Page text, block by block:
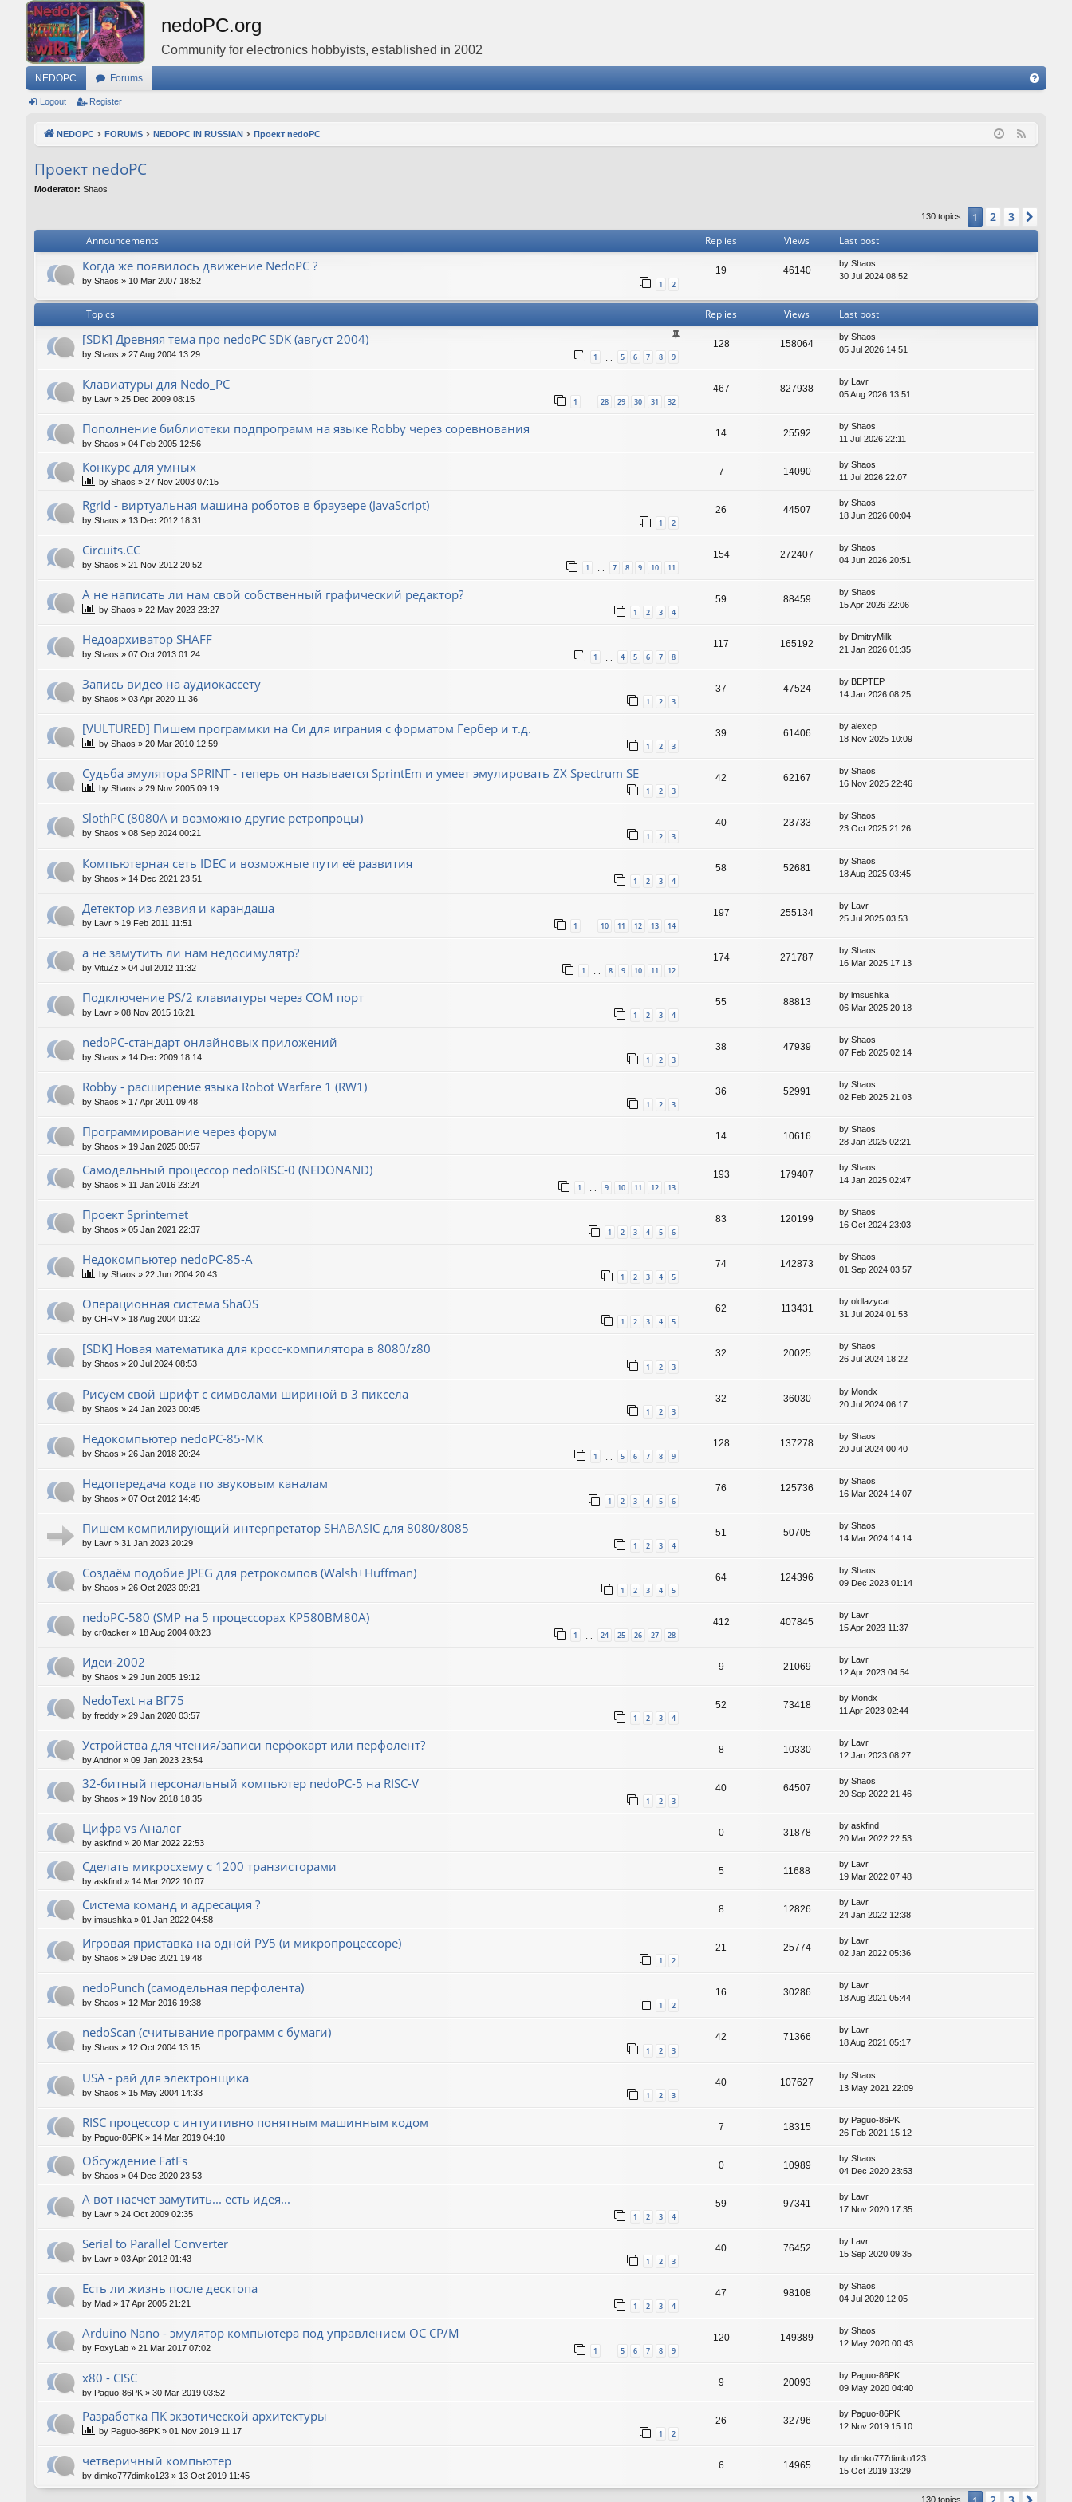
nedoPC.org
Community for electronics hobbyists, established in 2002
NEDOPC Forums
Q
Logout Register
NEDOPC FORUMS NEDOPC IN RUSSIAN Проект nedoPC
Проект nedoPC
Moderator: Shaos
130 topics 1 2 3
Announcements Replies Views Last post
Когда же появилось движение NedoPC ?
by Shaos » 10 Mar 2007 18:52 1 2
19 46140
by Shaos
30 Jul 2024 08:52
Topics Replies Views Last post
[SDK] Древняя тема про nedoPC SDK (август 2004)
by Shaos » 27 Aug 2004 13:29 1 5 6 7 8 9
128 158064
by Shaos
05 Jul 2026 14:51
Клавиатуры для Nedo_PC
by Lavr » 25 Dec 2009 08:15 1 28 29 30 31 32
467 827938
by Lavr
05 Aug 2026 13:51
Пополнение библиотеки подпрограмм на языке Robby через соревнования
by Shaos » 04 Feb 2005 12:56
14 25592
by Shaos
11 Jul 2026 22:11
Конкурс для умных
by Shaos » 27 Nov 2003 07:15
7 14090
by Shaos
11 Jul 2026 22:07
Rgrid - виртуальная машина роботов в браузере (JavaScript)
by Shaos » 13 Dec 2012 18:31 1 2
26 44507
by Shaos
18 Jun 2026 00:04
Circuits.CC
by Shaos » 21 Nov 2012 20:52 1 7 8 9 10 11
154 272407
by Shaos
04 Jun 2026 20:51
А не написать ли нам свой собственный графический редактор?
by Shaos » 22 May 2023 23:27 1 2 3 4
59 88459
by Shaos
15 Apr 2026 22:06
Недоархиватор SHAFF
by Shaos » 07 Oct 2013 01:24 1 … 4 5 6 7 8
117 165192
by DmitryMilk
21 Jan 2026 01:35
Запись видео на аудиокассету
by Shaos » 03 Apr 2020 11:36 1 2 3
37 47524
by BEPTEP
14 Jan 2026 08:25
[VULTURED] Пишем программки на Си для играния с форматом Гербер и т.д.
by Shaos » 20 Mar 2010 12:59 1 2 3
39 61406
by alexcp
18 Nov 2025 10:09
Судьба эмулятора SPRINT - теперь он называется SprintEm и умеет эмулировать ZX Spectrum SE
by Shaos » 29 Nov 2005 09:19 1 2 3
42 62167
by Shaos
16 Nov 2025 22:46
SlothPC (8080A и возможно другие ретропроцы)
by Shaos » 08 Sep 2024 00:21 1 2 3
40 23733
by Shaos
23 Oct 2025 21:26
Компьютерная сеть IDEC и возможные пути её развития
by Shaos » 14 Dec 2021 23:51 1 2 3 4
58 52681
by Shaos
18 Aug 2025 03:45
Детектор из лезвия и карандаша
by Lavr » 19 Feb 2011 11:51 1 10 11 12 13 14
197 255134
by Lavr
25 Jul 2025 03:53
а не замутить ли нам недосимулятр?
by VituZz » 04 Jul 2012 11:32 1 8 9 10 11 12
174 271787
by Shaos
16 Mar 2025 17:13
Подключение PS/2 клавиатуры через COM порт
by Lavr » 08 Nov 2015 16:21 1 2 3 4
55 88813
by imsushka
06 Mar 2025 20:18
nedoPC-стандарт онлайновых приложений
by Shaos » 14 Dec 2009 18:14 1 2 3
38 47939
by Shaos
07 Feb 2025 02:14
Robby - расширение языка Robot Warfare 1 (RW1)
by Shaos » 17 Apr 2011 09:48 1 2 3
36 52991
by Shaos
02 Feb 2025 21:03
Программирование через форум
by Shaos » 19 Jan 2025 00:57
14 10616
by Shaos
28 Jan 2025 02:21
Самодельный процессор nedoRISC-0 (NEDONAND)
by Shaos » 11 Jan 2016 23:24 1 … 9 10 11 12 13
193 179407
by Shaos
14 Jan 2025 02:47
Проект Sprinternet
by Shaos » 05 Jan 2021 22:37 1 2 3 4 5 6
83 120199
by Shaos
16 Oct 2024 23:03
Недокомпьютер nedoPC-85-A
by Shaos » 22 Jun 2004 20:43 1 2 3 4 5
74 142873
by Shaos
01 Sep 2024 03:57
Операционная система ShaOS
by CHRV » 18 Aug 2004 01:22 1 2 3 4 5
62 113431
by oldlazycat
31 Jul 2024 01:53
[SDK] Новая математика для кросс-компилятора в 8080/z80
by Shaos » 20 Jul 2024 08:53 1 2 3
32 20025
by Shaos
26 Jul 2024 18:22
Рисуем свой шрифт с символами шириной в 3 пиксела
by Shaos » 24 Jan 2023 00:45 1 2 3
32 36030
by Mondx
20 Jul 2024 06:17
Недокомпьютер nedoPC-85-MK
by Shaos » 26 Jan 2018 20:24 1 5 6 7 8 9
128 137278
by Shaos
20 Jul 2024 00:40
Недопередача кода по звуковым каналам
by Shaos » 07 Oct 2012 14:45 1 2 3 4 5 6
76 125736
by Shaos
16 Mar 2024 14:07
Пишем компилирующий интерпретатор SHABASIC для 8080/8085
by Lavr » 31 Jan 2023 20:29 1 2 3 4
51 50705
by Shaos
14 Mar 2024 14:14
Создаём подобие JPEG для ретрокомпов (Walsh+Huffman)
by Shaos » 26 Oct 2023 09:21 1 2 3 4 5
64 124396
by Shaos
09 Dec 2023 01:14
nedoPC-580 (SMP на 5 процессорах КР580ВМ80А)
by cr0acker » 18 Aug 2004 08:23 1 … 24 25 26 27 28
412 407845
by Lavr
15 Apr 2023 11:37
Идеи-2002
by Shaos » 29 Jun 2005 19:12
9 21069
by Lavr
12 Apr 2023 04:54
NedoText на ВГ75
by freddy » 29 Jan 2020 03:57 1 2 3 4
52 73418
by Mondx
11 Apr 2023 02:44
Устройства для чтения/записи перфокарт или перфолент?
byAndnor » 09 Jan 2023 23:54
8 10330
by
Lavr
12 Jan 2023 08:27
32-битный персональный компьютер nedoPC-5 на RISC-V
by Shaos » 19 Nov 2018 18:35 1 2 3
40 64507
by Shaos
20 Sep 2022 21:46
Цифра vs Аналог
by askfind » 20 Mar 2022 22:53
0 31878
by askfind
20 Mar 2022 22:53
Сделать микросхему с 1200 транзисторами
by askfind » 14 Mar 2022 10:07
5 11688
by
Lavr
19 Mar 2022 07:48
Система команд и адресация ?
by imsushka » 01 Jan 2022 04:58
8 12826
by
Lavr
24 Jan 2022 12:38
Игровая приставка на одной РУ5 (и микропроцессоре)
by Shaos » 29 Dec 2021 19:48 1 2
21 25774
by
Lavr
02 Jan 2022 05:36
nedoPunch (самодельная перфолента)
by Shaos » 12 Mar 2016 19:38 1 2
16 30286
by
Lavr
18 Aug 2021 05:44
nedoScan (считывание программ с бумаги)
by Shaos » 12 Oct 2004 13:15 1 2 3
42 71366
by Lavr
18 Aug 2021 05:17
USA - рай для электронщика
by Shaos » 15 May 2004 14:33 1 2 3
40 107627
by Shaos
13 May 2021 22:09
RISC процессор с интуитивно понятным машинным кодом
by Paguo-86PK » 14 Mar 2019 04:10
7 18315
by Paguo-86PK
26 Feb 2021 15:12
Обсуждение FatFs
by Shaos » 04 Dec 2020 23:53
0 10989
by Shaos
04 Dec 2020 23:53
А вот насчет замутить... есть идея...
by Lavr » 24 Oct 2009 02:35 1 2 3 4
59 97341
by Lavr
17 Nov 2020 17:35
Serial to Parallel Converter
by Lavr » 03 Apr 2012 01:43 1 2 3
40 76452
by Lavr
15 Sep 2020 09:35
Есть ли жизнь после десктопа
by Mad » 17 Apr 2005 21:21 1 2 3 4
47 98108
by Shaos
04 Jul 2020 12:05
Arduino Nano - эмулятор компьютера под управлением ОС CP/M
by FoxyLab » 21 Mar 2017 07:02 1 … 5 6 7 8 9
120 149389
by Shaos
12 May 2020 00:43
x80 - CISC
by Paguo-86PK » 30 Mar 2019 03:52
9 20093
by Paguo-86PK
09 May 2020 04:40
Разработка ПК экзотической архитектуры
by Paguo-86PK » 01 Nov 2019 11:17 1 2
26 32796
by Paguo-86PK
12 Nov 2019 15:10
четверичный компьютер
by dimko777dimko123 » 13 Oct 2019 11:45
6 14965
by dimko777dimko123
15 Oct 2019 13:29
130 topics